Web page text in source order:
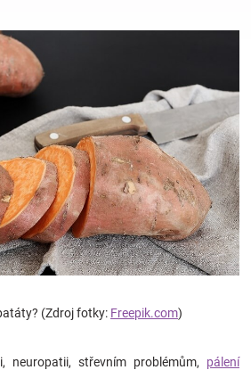
(Zdroj fotky: Freepik.com)
neuropatii, střevním problémům, pálení